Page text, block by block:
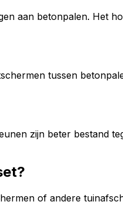
aan betonpalen. Het
tussen
zijn beter bestand
of andere